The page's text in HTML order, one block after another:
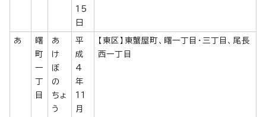
15
日
あ
曙
町
一
丁
目
あ
け
ぼ
の
ちょ
う
平
成
4
年
11
月
【東区】東蟹屋町、曙一丁目・三丁目、尾長
西一丁目